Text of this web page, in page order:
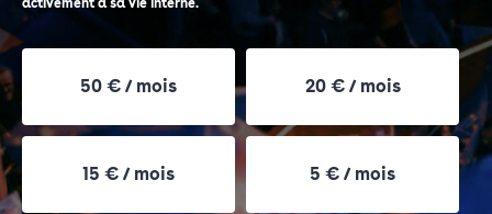
activement à sa vie interne.
50 € / mois 20 € / mois
15 € / mois 5 € / mois